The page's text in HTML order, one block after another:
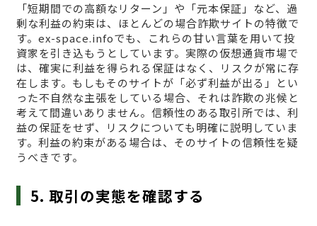
「短期間での高額なリターン」や「元本保証」など、過
剰な利益の約束は、ほとんどの場合詐欺サイトの特徴で
す。ex-space.infoでも、これらの甘い言葉を用いて投
資家を引き込もうとしています。実際の仮想通貨市場で
は、確実に利益を得られる保証はなく、リスクが常に存
在します。もしもそのサイトが「必ず利益が出る」とい
った不自然な主張をしている場合、それは詐欺の兆候と
考えて間違いありません。信頼性のある取引所では、利
益の保証をせず、リスクについても明確に説明していま
す。利益の約束がある場合は、そのサイトの信頼性を疑
うべきです。
5. 取引の実態を確認する